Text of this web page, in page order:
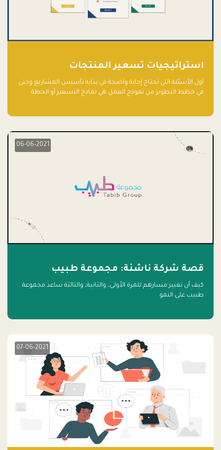
استراتيجيات تسعير المنتجات
أول الأسئلة التي تحتاج إجابة واضحة في بداية تأسيس المشاريع وحتى
في خطط التطوير من نموذج العمل هي نماذج التسعير أو الخطة
06-06-2021
قصة شركة ناشئة: مجموعة طبيب
كيف أن تغيير مسارهم للمرة الأولى، والثانية، والثالثة ساعد مجموعة
طبيب على النمو
07-06-2021